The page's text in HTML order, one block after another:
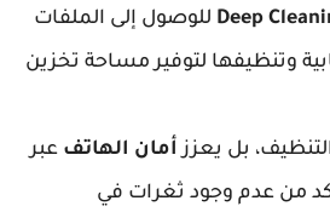
Deep للوصول إلى الملفات
وتنظيفها لتوفير مساحة تخزين
أمان الهاتف عبر
من عدم وجود ثغرات في